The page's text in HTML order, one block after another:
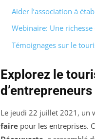
Aider l’association à
Webinaire: Une
Témoignages sur le
Explorez le
d’entrepreneurs
Le jeudi 22 juillet 2021, un
faire pour les entreprises.